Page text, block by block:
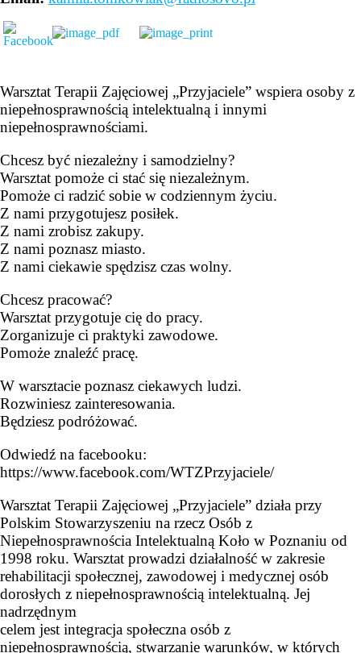
Warsztat Terapii Zajęciowej „Przyjaciele” wspiera osoby z
niepełnosprawnością intelektualną i innymi
niepełnosprawnościami.
Chcesz być niezależny i samodzielny?
Warsztat pomoże ci stać się niezależnym.
Pomoże ci radzić sobie w codziennym życiu.
Z nami przygotujesz posiłek.
Z nami zrobisz zakupy.
Z nami poznasz miasto.
Z nami ciekawie spędzisz czas wolny.
Chcesz pracować?
Warsztat przygotuje cię do pracy.
Zorganizuje ci praktyki zawodowe.
Pomoże znaleźć pracę.
W warsztacie poznasz ciekawych ludzi.
Rozwiniesz zainteresowania.
Będziesz podróżować.
Odwiedź na facebooku:
https://www.facebook.com/WTZPrzyjaciele/
Warsztat Terapii Zajęciowej „Przyjaciele” działa przy
Polskim Stowarzyszeniu na rzecz Osób z
Niepełnosprawnościa Intelektualną Koło w Poznaniu od
1998 roku. Warsztat prowadzi działalność w zakresie
rehabilitacji społecznej, zawodowej i medycznej osób
dorosłych z niepełnosprawnością intelektualną. Jej
nadrzędnym
celem jest integracja społeczna osób z
niepełnosprawnością, stwarzanie warunków, w których